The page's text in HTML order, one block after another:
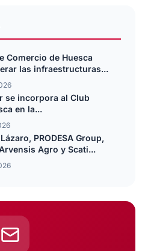
Comercio de Huesca
las infraestructuras...
se incorpora al Club
en la...
PRODESA Group,
Agro y Scati...